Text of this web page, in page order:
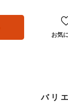
お気
バリ